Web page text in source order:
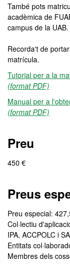
També pots
acadèmica de
campus de la
Recorda't de
matrícula.
Tutorial per a la
(format PDF)
Manual per a
(format PDF)
Preu
450 €
Preus
Preu especial:
Col·lectiu
IPA, ACCPOLC i
Entitats
Membres dels